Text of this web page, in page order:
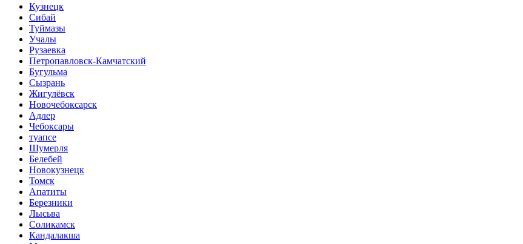
Кузнецк
Сибай
Туймазы
Учалы
Рузаевка
Петропавловск-Камчатский
Бугульма
Сызрань
Жигулёвск
Новочебоксарск
Адлер
Чебоксары
туапсе
Шумерля
Белебей
Новокузнецк
Томск
Апатиты
Березники
Лысьва
Соликамск
Кандалакша